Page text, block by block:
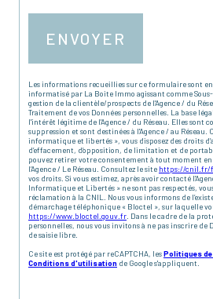
ENVOYER
Les informations recueillies sur ce formulaire sont
informatisé par La Boite Immo agissant comme
gestion de la clientèle/prospects de l'Agence / du
Traitement de vos Données personnelles. La base
l'intérêt légitime de l'Agence / du Réseau. Elles sont
suppression et sont destinées à l'Agence / au
informatique et libertés », vous disposez des droits
d’effacement, d’opposition, de limitation et de
pouvez retirer votre consentement à tout moment
l’Agence / Le Réseau. Consultez le site https://cnil.fr/
vos droits. Si vous estimez, après avoir contacté
Informatique et Libertés » ne sont pas respectés,
réclamation à la CNIL. Nous vous informons de
démarchage téléphonique « Bloctel », sur laquelle
https://www.bloctel.gouv.fr . Dans le cadre de la
personnelles, nous vous invitons à ne pas inscrire de
de saisie libre.
Ce site est protégé par reCAPTCHA, lesPolitiques
Conditions d'utilisation de Google s'appliquent.